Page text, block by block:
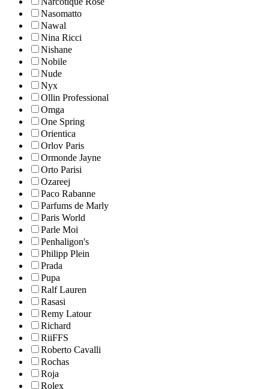
Nasomatto
Nawal
Nina Ricci
Nishane
Nobile
Nude
Nyx
Ollin Professional
Omga
One Spring
Orientica
Orlov Paris
Ormonde Jayne
Orto Parisi
Ozareej
Paco Rabanne
Parfums de Marly
Paris World
Parle Moi
Penhaligon's
Philipp Plein
Prada
Pupa
Ralf Lauren
Rasasi
Remy Latour
Richard
RiiFFS
Roberto Cavalli
Rochas
Roja
Rolex